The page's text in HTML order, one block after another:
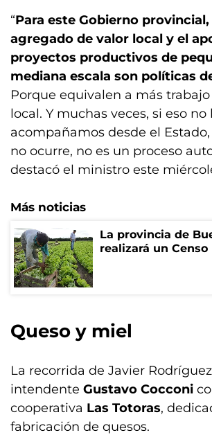
“Para este Gobierno
agregado de valor local y el
proyectos productivos de
mediana escala son políticas
Porque equivalen a más
local. Y muchas veces, si eso no
acompañamos desde el
no ocurre, no es un proceso
destacó el ministro este
Más noticias
La provincia de
realizará un
Queso y miel
La recorrida de Javier
intendente Gustavo Cocconi
cooperativa Las Totoras,
fabricación de quesos.